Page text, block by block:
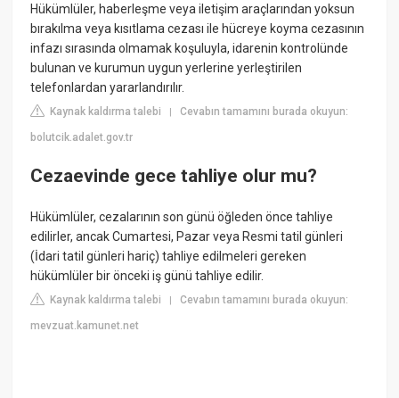
Hükümlüler, haberleşme veya iletişim araçlarından yoksun
bırakılma veya kısıtlama cezası ile hücreye koyma cezasının
infazı sırasında olmamak koşuluyla, idarenin kontrolünde
bulunan ve kurumun uygun yerlerine yerleştirilen
telefonlardan yararlandırılır.
Kaynak kaldırma talebi |Cevabın tamamını burada okuyun:
bolutcik.adalet.gov.tr
Cezaevinde gece tahliye olur mu?
Hükümlüler, cezalarının son günü öğleden önce tahliye
edilirler, ancak Cumartesi, Pazar veya Resmi tatil günleri
(İdari tatil günleri hariç) tahliye edilmeleri gereken
hükümlüler bir önceki iş günü tahliye edilir.
Kaynak kaldırma talebi |Cevabın tamamını burada okuyun:
mevzuat.kamunet.net